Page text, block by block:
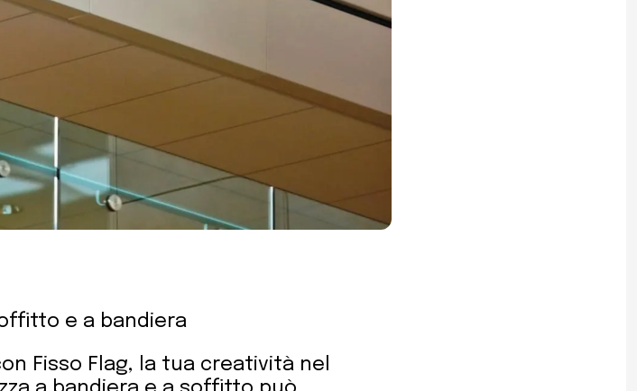
e a bandiera
Fisso Flag, la tua creatività nel